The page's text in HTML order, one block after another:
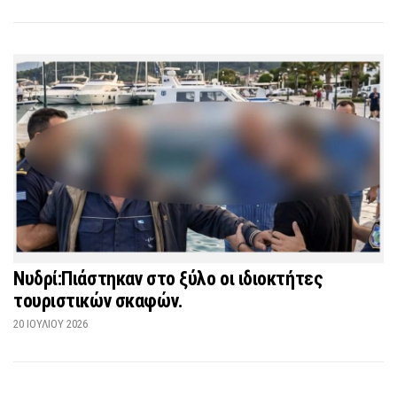
Νυδρί:Πιάστηκαν στο ξύλο οι ιδιοκτήτες
τουριστικών σκαφών.
20 ΙΟΥΛΊΟΥ 2026